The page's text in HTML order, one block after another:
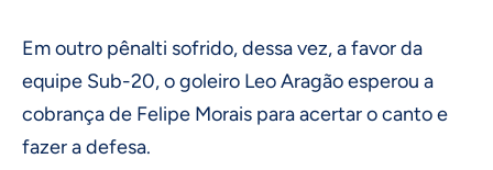
Em outro pênalti sofrido, dessa vez, a favor da
equipe Sub-20, o goleiro Leo Aragão esperou a
cobrança de Felipe Morais para acertar o canto e
fazer a defesa.